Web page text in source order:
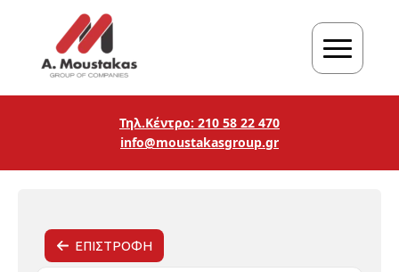
Τηλ.Κέντρο: 210 58 22 470
info@moustakasgroup.gr
ΕΠΙΣΤΡΟΦΗ